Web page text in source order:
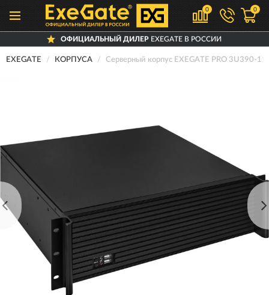
0 0
ОФИЦИАЛЬНЫЙ ДИЛЕРEXEGATE В РОССИИ
EXEGATE КОРПУСА Серверный корпус EXEGATE PRO 3U390-